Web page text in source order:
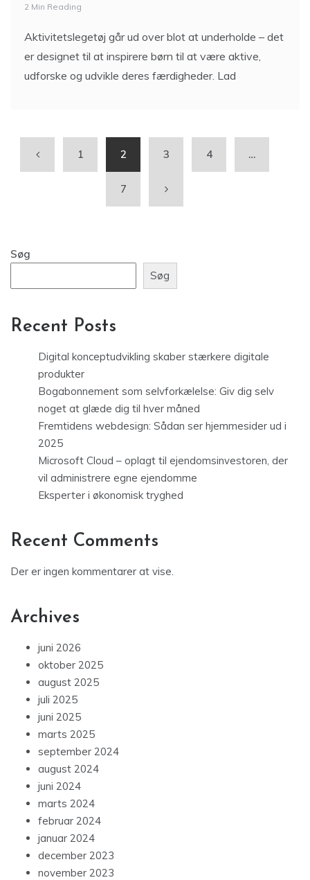
2 Min Reading
Aktivitetslegetøj går ud over blot at underholde – det
er designet til at inspirere børn til at være aktive,
udforske og udvikle deres færdigheder. Lad
1 2 3 4 …
7
Søg
Søg
Recent Posts
Digital konceptudvikling skaber stærkere digitale
produkter
Bogabonnement som selvforkælelse: Giv dig selv
noget at glæde dig til hver måned
Fremtidens webdesign: Sådan ser hjemmesider ud i
2025
Microsoft Cloud – oplagt til ejendomsinvestoren, der
vil administrere egne ejendomme
Eksperter i økonomisk tryghed
Recent Comments
Der er ingen kommentarer at vise.
Archives
juni 2026
oktober 2025
august 2025
juli 2025
juni 2025
marts 2025
september 2024
august 2024
juni 2024
marts 2024
februar 2024
januar 2024
december 2023
november 2023